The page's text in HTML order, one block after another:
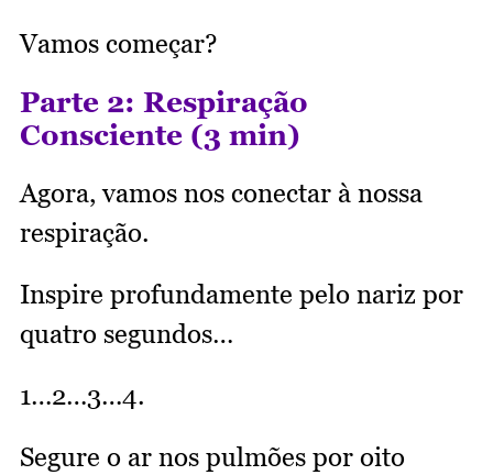
Vamos começar?
Parte 2: Respiração
Consciente (3 min)
Agora, vamos nos conectar à nossa
respiração.
Inspire profundamente pelo nariz por
quatro segundos…
1…2…3…4.
Segure o ar nos pulmões por oito